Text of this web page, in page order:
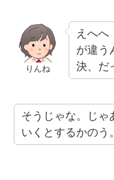
りんね
えへ
が違う
決、だ
そうじゃな。じゃ
いくとするかのう。